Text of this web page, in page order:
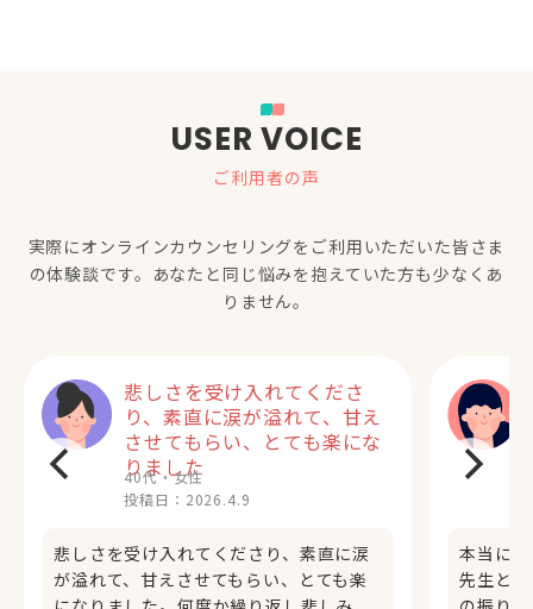
USER VOICE
ご利用者の声
実際にオンラインカウンセリングをご利用いただいた皆さま
の体験談です。あなたと同じ悩みを抱えていた方も少なくあ
りません。
悲しさを受け入れてくださ
り、素直に涙が溢れて、甘え
させてもらい、とても楽にな
りました
40代・女性
投稿日： 2026.4.9
悲しさを受け入れてくださり、素直に涙
が溢れて、甘えさせてもらい、とても楽
本当に
先生と